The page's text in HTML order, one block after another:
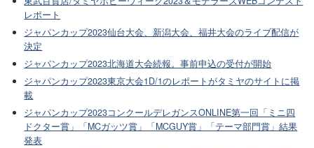
レポート
ジャパンカップ2023仙台大会、新潟大会、福井大会のライブ配信が
決定
ジャパンカップ2023北海道大会続報。事前申込の受付が開始
ジャパンカップ2023東京大会1D/1のレポートがタミヤのサイトに掲
載
ジャパンカップ2023コンクールデレガンスONLINE第一回「ミニ四
ドクター賞」「MCガッツ賞」「MCGUY賞」「テーマ部門賞」結果
発表